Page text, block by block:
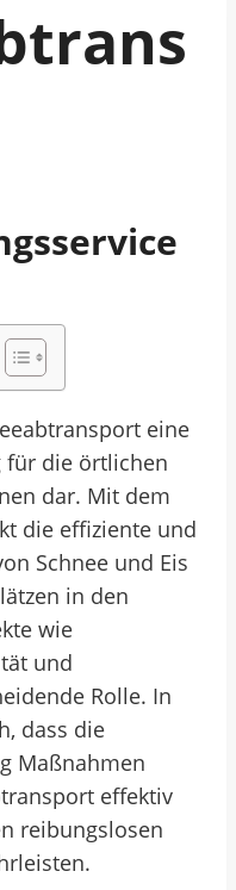
eine
für die örtlichen
dar. Mit dem
die effiziente und
Schnee und Eis
in den
wie
und
Rolle. In
dass die
Maßnahmen
effektiv
reibungslosen